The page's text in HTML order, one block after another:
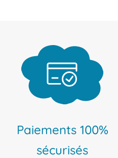
Paiements 100%
sécurisés